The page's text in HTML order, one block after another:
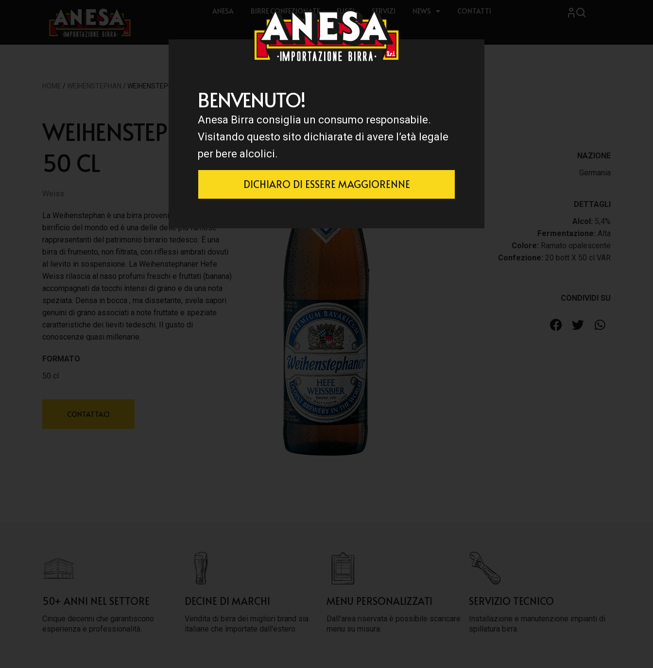
ANESA BIRRE CONFEZIONATE FUSTI SERVIZI NEWS CONTATTI
HOME / WEIHENSTEPHAN / WEIHENSTEPHAN 50 CL
WEIHENSTEPHAN
50 CL
Weiss
La Weihenstephan è una birra proveniente dal più antico
birrificio del mondo ed è una delle delle più famose
rappresentanti del patrimonio birrario tedesco. È una
birra di frumento, non filtrata, con riflessi ambrati dovuti
al lievito in sospensione. La Weihenstephaner Hefe
Weiss rilascia al naso profumi freschi e fruttati (banana)
accompagnati da tocchi intensi di grano e da una nota
speziata. Densa in bocca , ma dissetante, svela sapori
genuini di grano associati a note fruttate e speziate
caratteristiche dei lieviti tedeschi. Il gusto di
conoscenze quasi millenarie.
FORMATO
50 cl
CONTATTACI
NAZIONE
Germania
DETTAGLI
Alcol: 5,4%
Fermentazione: Alta
Colore: Ramato opalescente
Confezione: 20 bott X 50 cl VAR
CONDIVIDI SU
50+ ANNI NEL SETTORE
Cinque decenni che garantiscono
esperienza e professionalità.
DECINE DI MARCHI
Vendita di birra dei migliori brand sia
italiane che importate dall'estero.
MENU PERSONALIZZATI
Dall'area riservata è possibile scaricare
menu su misura.
SERVIZIO TECNICO
Installazione e manutenzione impianti di
spillatura birra.
BENVENUTO!
Anesa Birra consiglia un consumo responsabile.
Visitando questo sito dichiarate di avere l’età legale
per bere alcolici.
DICHIARO DI ESSERE MAGGIORENNE